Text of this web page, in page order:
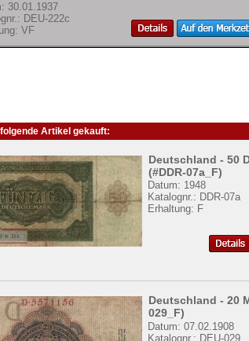
30.01.1937
DEU-222c
VF
Artikel gekauft:
Deutschland - 50
(#DDR-07a_F)
Datum: 1948
Katalognr.: DDR-07a
Erhaltung: F
Deutschland - 20
029_F)
Datum: 07.02.1908
Katalognr.: DEU-029